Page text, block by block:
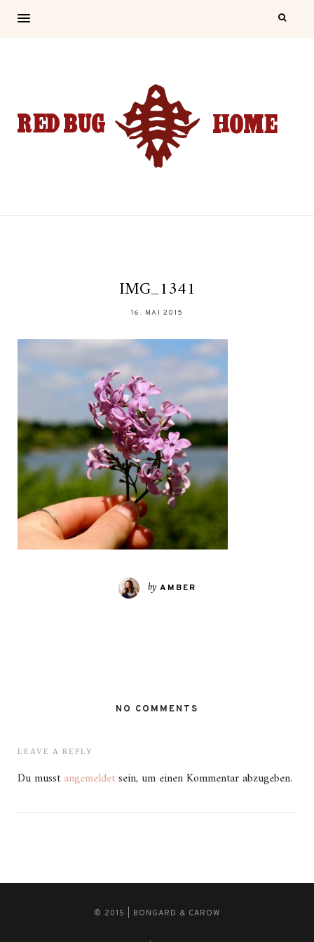
IMG_1341
16. MAI 2015
by AMBER
NO COMMENTS
LEAVE A REPLY
Du musst angemeldetsein, um einen Kommentar abzugeben.
© 2015 | BONGARD & CAROW